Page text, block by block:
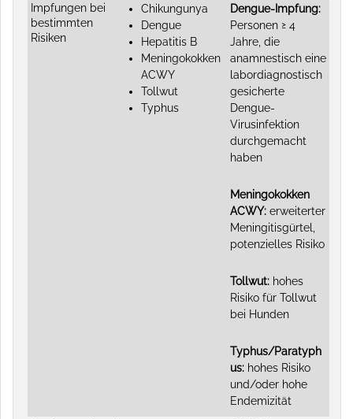
Impfungen bei
bestimmten
Risiken
Chikungunya
Dengue
Hepatitis B
Meningokokken
ACWY
Tollwut
Typhus
Dengue-Impfung:
Personen ≥ 4
Jahre, die
anamnestisch eine
labordiagnostisch
gesicherte
Dengue-
Virusinfektion
durchgemacht
haben
Meningokokken
ACWY:erweiterter
Meningitisgürtel,
potenzielles Risiko
Tollwut:hohes
Risiko für Tollwut
bei Hunden
Typhus/Paratyph
us:hohes Risiko
und/oder hohe
Endemizität